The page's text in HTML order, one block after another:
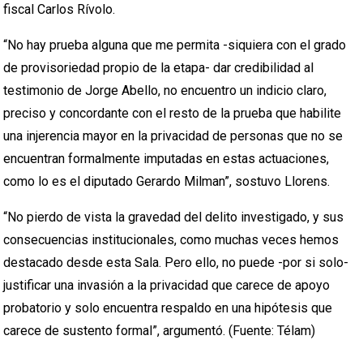
fiscal Carlos Rívolo.
“No hay prueba alguna que me permita -siquiera con el grado
de provisoriedad propio de la etapa- dar credibilidad al
testimonio de Jorge Abello, no encuentro un indicio claro,
preciso y concordante con el resto de la prueba que habilite
una injerencia mayor en la privacidad de personas que no se
encuentran formalmente imputadas en estas actuaciones,
como lo es el diputado Gerardo Milman”, sostuvo Llorens.
“No pierdo de vista la gravedad del delito investigado, y sus
consecuencias institucionales, como muchas veces hemos
destacado desde esta Sala. Pero ello, no puede -por si solo-
justificar una invasión a la privacidad que carece de apoyo
probatorio y solo encuentra respaldo en una hipótesis que
carece de sustento formal”, argumentó. (Fuente: Télam)